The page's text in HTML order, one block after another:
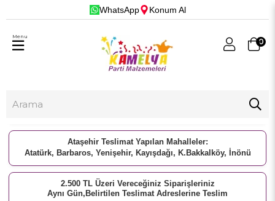
WhatsApp Konum Al
0
Menu
Ataşehir Teslimat Yapılan Mahalleler:
Atatürk, Barbaros, Yenişehir, Kayışdağı, K.Bakkalköy, İnönü
2.500 TL Üzeri Vereceğiniz Siparişleriniz
Aynı Gün,Belirtilen Teslimat Adreslerine Teslim